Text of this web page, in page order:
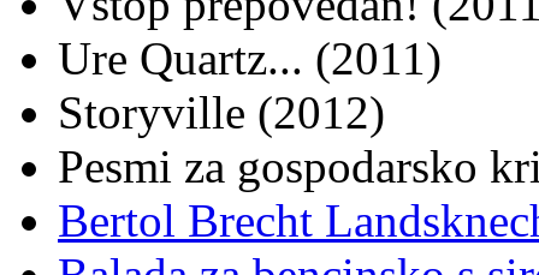
Ure Quartz... (2011)
Storyville (2012)
Pesmi za gospodarsko
Bertol Brecht